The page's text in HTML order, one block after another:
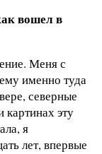
вошел в
Меня с
именно туда
северные
эту
я
лет, впервые